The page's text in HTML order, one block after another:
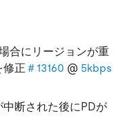
合にリージョンが重
修正 ＃13160 @ 5kbps
断された後にPDが